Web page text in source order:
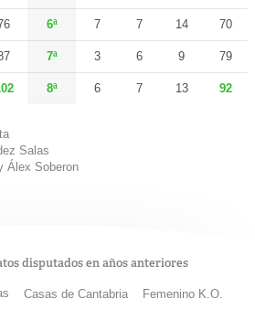
6ª 7 7 14 70
7ª 3 6 9 79
8ª 6 7 13 92
Salas
Álex Soberon
disputados en años anteriores
Casas de Cantabria Femenino K.O.